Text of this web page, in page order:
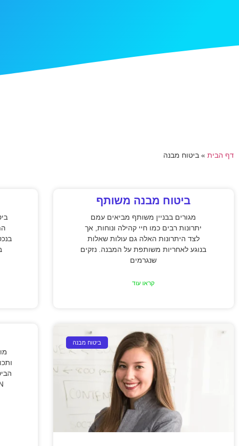
דף הבית » ביטוח מבנה
ביטוח מבנה משותף
מגורים בבניין משותף מביאים עמם
יתרונות רבים כמו חיי קהילה ונוחות, אך
לצד היתרונות האלה גם עולות שאלות
בנוגע לאחריות משותפת על המבנה. נזקים
שנגרמים
קראו עוד
ביטוח מבנה